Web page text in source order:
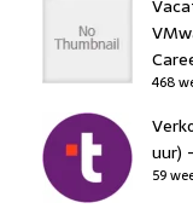
468
uur)
59